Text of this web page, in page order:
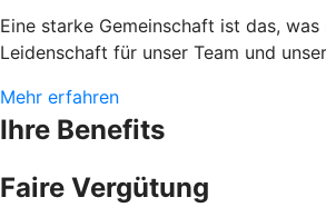
Eine starke Gemeinschaft ist das,
Leidenschaft für unser Team und
Mehr erfahren
Ihre Benefits
Faire Vergütung